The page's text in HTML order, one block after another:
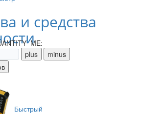
и средства
Быстрый